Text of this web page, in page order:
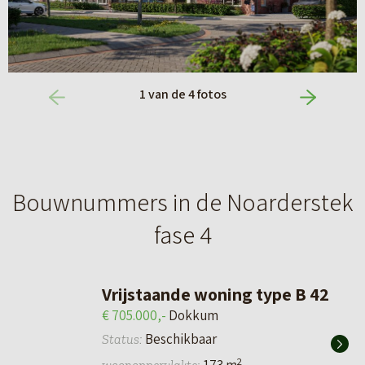
1van de4fotos
Bouwnummers in de Noarderstek
fase 4
Vrijstaande woning type B 42
€ 705.000,- Dokkum
Status: Beschikbaar
2